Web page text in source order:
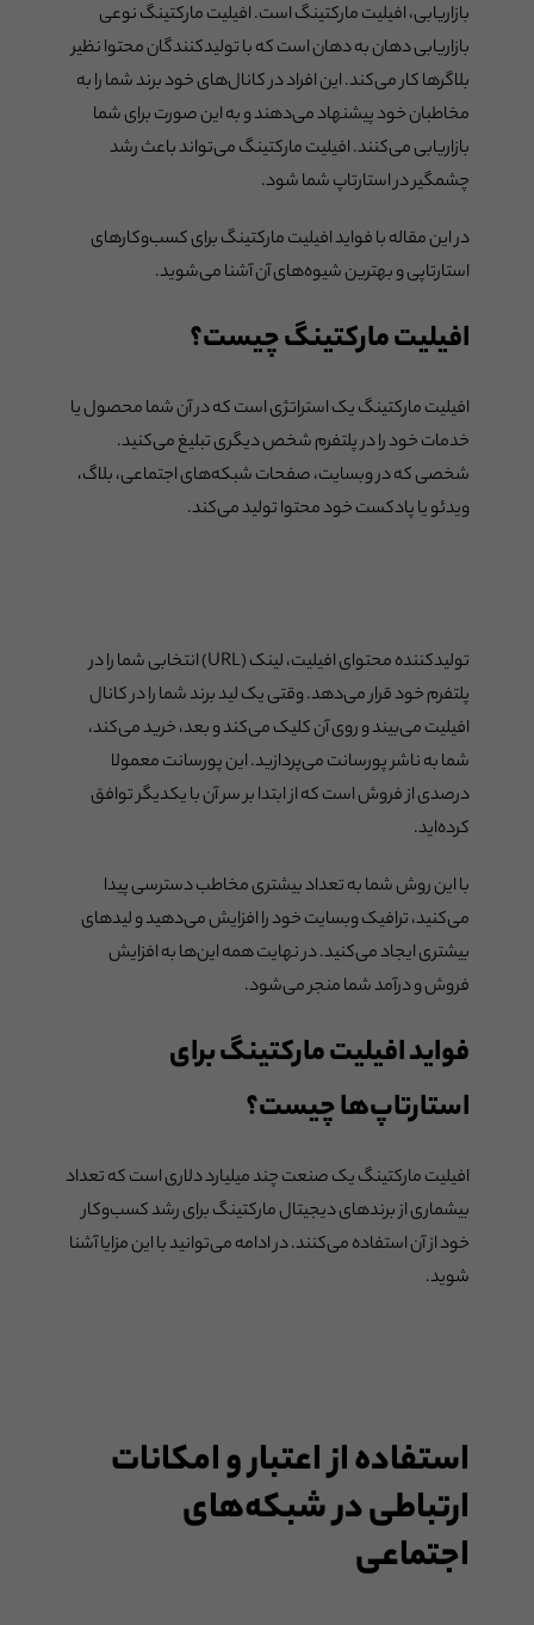
بازاریابی، افیلیت مارکتینگ است. افیلیت مارکتینگ نوعی
بازاریابی دهان به دهان است که با تولیدکنندگان محتوا نظیر
بلاگرها کار می‌کند. این افراد در کانال‌های خود برند شما را به
مخاطبان خود پیشنهاد می‌دهند و به این صورت برای شما
بازاریابی می‌کنند. افیلیت مارکتینگ می‌تواند باعث رشد
چشمگیر در استارتاپ شما شود.
در این مقاله با فواید افیلیت مارکتینگ برای کسب‌وکارهای
استارتاپی و بهترین شیوه‌های آن آشنا می‌شوید.
افیلیت مارکتینگ چیست؟
افیلیت مارکتینگ یک استراتژی است که در آن شما محصول یا
خدمات خود را در پلتفرم شخص دیگری تبلیغ می‌کنید.
شخصی که در وبسایت، صفحات شبکه‌های اجتماعی، بلاگ،
ویدئو یا پادکست خود محتوا تولید می‌کند.
تولیدکننده محتوای افیلیت، لینک (URL) انتخابی شما را در
پلتفرم خود قرار می‌دهد. وقتی یک لید برند شما را در کانال
افیلیت می‌بیند و روی آن کلیک می‌کند و بعد، خرید می‌کند،
شما به ناشر پورسانت می‌پردازید. این پورسانت معمولا
درصدی از فروش است که از ابتدا بر سر آن با یکدیگر توافق
کرده‌اید.
با این روش شما به تعداد بیشتری مخاطب دسترسی پیدا
می‌کنید، ترافیک وبسایت خود را افزایش می‌دهید و لیدهای
بیشتری ایجاد می‌کنید. در نهایت همه این‌ها به افزایش
فروش و درآمد شما منجر می‌شود.
فواید افیلیت مارکتینگ برای
استارتاپ‌ها چیست؟
افیلیت مارکتینگ یک صنعت چند میلیارد دلاری است که تعداد
بیشماری از برندهای دیجیتال مارکتینگ برای رشد کسب‌وکار
خود از آن استفاده می‌کنند. در ادامه می‌توانید با این مزایا آشنا
شوید.
استفاده از اعتبار و امکانات
ارتباطی در شبکه‌های
اجتماعی